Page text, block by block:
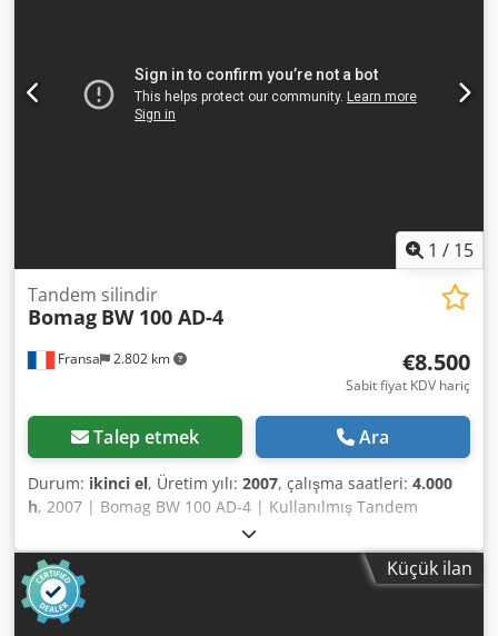
gösterge - su seviyesi göstergesi - ACİL DURDURMA - Akıllı
Titreşim Kontrolü - entegre saklama bölmesi - ayarlanabilir
sürücü koltuğu - koltuk temas anahtarı - vandalizm
1 / 15
Fransa 2.802 km
Tandem silindir
Bomag BW 100 AD-4
€8.500
Sabit fiyat KDV hariç
Talep etmek Ara
Durum: ikinci el, Üretim yılı: 2007, çalışma saatleri: 4.000
h, 2007 | Bomag BW 100 AD-4 | Kullanılmış Tandem
Silindir | 4000 saat 📍 Konum: Fransa 🚛 Teslimat, varış
noktanıza kadar mümkündür – Nakliye maliyetini
hesaplamak için gönderim hesaplayıcımızı kullanın!
Crjdpfx Aezim T Hoqvsf 💰 Hemen Al fiyatı: 8.500 EUR veya
Teklif Verin. Teslimatta ödeme uygun bir ücret karşılığında
Küçük ilan